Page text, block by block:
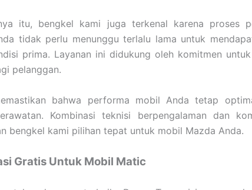
itu, bengkel kami juga terkenal karena proses
tidak perlu menunggu terlalu lama untuk
prima. Layanan ini didukung oleh komitmen
pelanggan.
bahwa performa mobil Anda tetap
Kombinasi teknisi berpengalaman dan
bengkel kami pilihan tepat untuk mobil Mazda Anda.
Gratis Untuk Mobil Matic